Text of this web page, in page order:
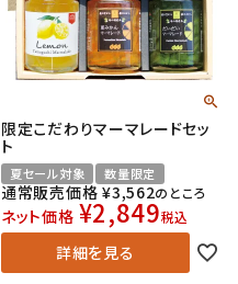
限定こだわりマーマレードセッ
ト
夏セール対象 数量限定
通常販売価格 ¥3,562のところ
ネット価格 ¥2,849税込
詳細を見る